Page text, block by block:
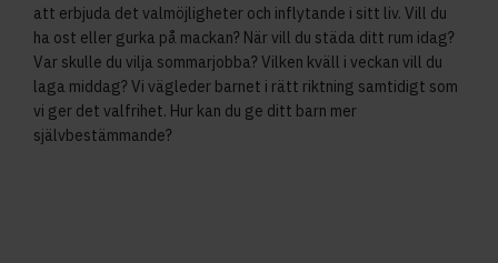
att erbjuda det valmöjligheter och inflytande i sitt liv. Vill du
ha ost eller gurka på mackan? När vill du städa ditt rum idag?
Var skulle du vilja sommarjobba? Vilken kväll i veckan vill du
laga middag? Vi vägleder barnet i rätt riktning samtidigt som
vi ger det valfrihet. Hur kan du ge ditt barn mer
självbestämmande?